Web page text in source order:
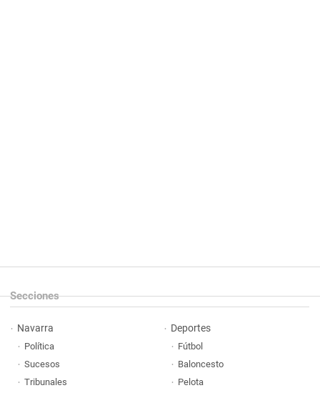
Secciones
Navarra
Política
Sucesos
Tribunales
Deportes
Fútbol
Baloncesto
Pelota